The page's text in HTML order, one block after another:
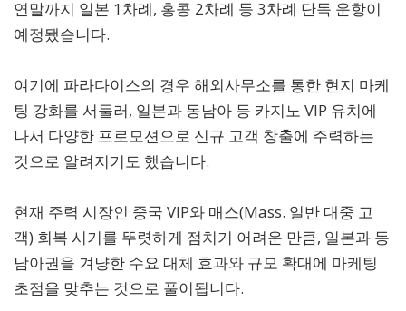
연말까지 일본 1차례, 홍콩 2차례 등 3차례 단독 운항이
예정됐습니다.
여기에 파라다이스의 경우 해외사무소를 통한 현지 마케
팅 강화를 서둘러, 일본과 동남아 등 카지노 VIP 유치에
나서 다양한 프로모션으로 신규 고객 창출에 주력하는
것으로 알려지기도 했습니다.
현재 주력 시장인 중국 VIP와 매스(Mass. 일반 대중 고
객) 회복 시기를 뚜렷하게 점치기 어려운 만큼, 일본과 동
남아권을 겨냥한 수요 대체 효과와 규모 확대에 마케팅
초점을 맞추는 것으로 풀이됩니다.